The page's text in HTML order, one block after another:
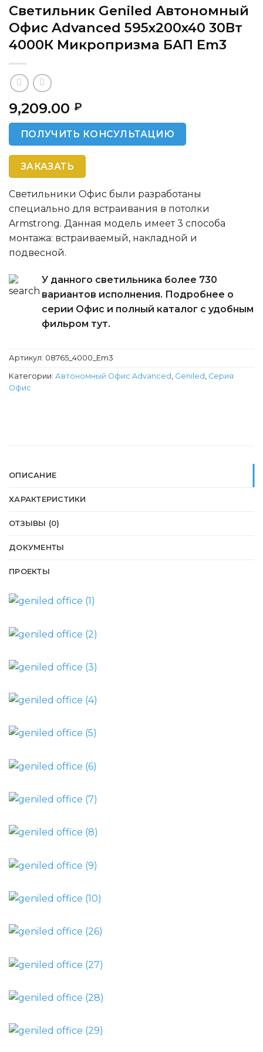
Светильник Geniled Автономный
Офис Advanced 595x200x40 30Вт
4000К Микропризма БАП Em3
9,209.00 ₽
ПОЛУЧИТЬ КОНСУЛЬТАЦИЮ
ЗАКАЗАТЬ
Светильники Офис были разработаны
специально для встраивания в потолки
Armstrong. Данная модель имеет 3 способа
монтажа: встраиваемый, накладной и
подвесной.
У данного светильника более 730
вариантов исполнения. Подробнее о
серии Офис и полный каталог с удобным
фильром тут.
Артикул: 08765_4000_Еm3
Категории: Автономный Офис Advanced , Geniled , Серия
Офис
ОПИСАНИЕ
ХАРАКТЕРИСТИКИ
ОТЗЫВЫ (0)
ДОКУМЕНТЫ
ПРОЕКТЫ